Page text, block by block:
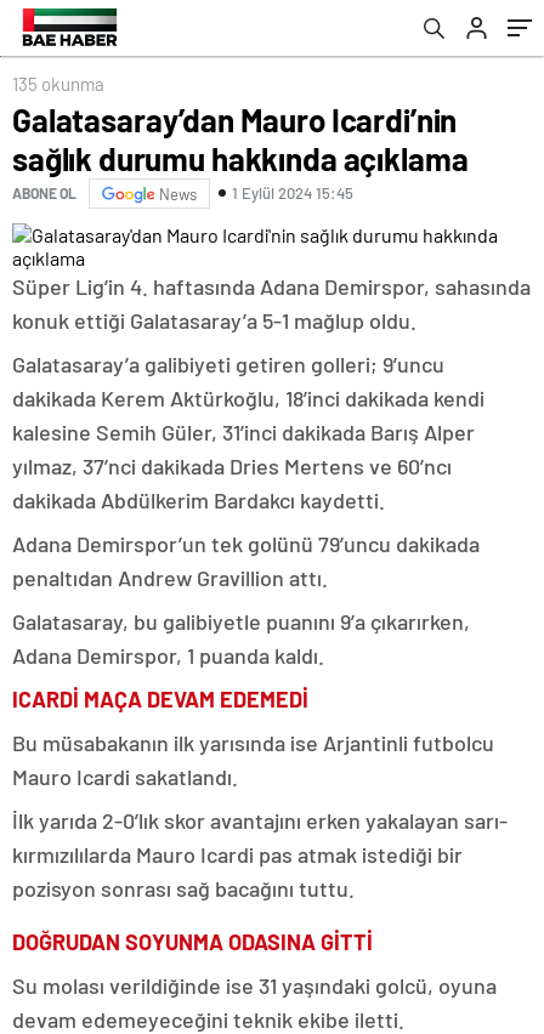
135 okunma
Galatasaray’dan Mauro Icardi’nin
sağlık durumu hakkında açıklama
ABONE OL News 1 Eylül 2024 15:45
Süper Lig’in 4. haftasında Adana Demirspor, sahasında
konuk ettiği Galatasaray’a 5-1 mağlup oldu.
Galatasaray’a galibiyeti getiren golleri; 9’uncu
dakikada Kerem Aktürkoğlu, 18’inci dakikada kendi
kalesine Semih Güler, 31’inci dakikada Barış Alper
yılmaz, 37’nci dakikada Dries Mertens ve 60’ncı
dakikada Abdülkerim Bardakcı kaydetti.
Adana Demirspor’un tek golünü 79’uncu dakikada
penaltıdan Andrew Gravillion attı.
Galatasaray, bu galibiyetle puanını 9’a çıkarırken,
Adana Demirspor, 1 puanda kaldı.
ICARDİ MAÇA DEVAM EDEMEDİ
Bu müsabakanın ilk yarısında ise Arjantinli futbolcu
Mauro Icardi sakatlandı.
İlk yarıda 2-0’lık skor avantajını erken yakalayan sarı-
kırmızılılarda Mauro Icardi pas atmak istediği bir
pozisyon sonrası sağ bacağını tuttu.
DOĞRUDAN SOYUNMA ODASINA GİTTİ
Su molası verildiğinde ise 31 yaşındaki golcü, oyuna
devam edemeyeceğini teknik ekibe iletti.